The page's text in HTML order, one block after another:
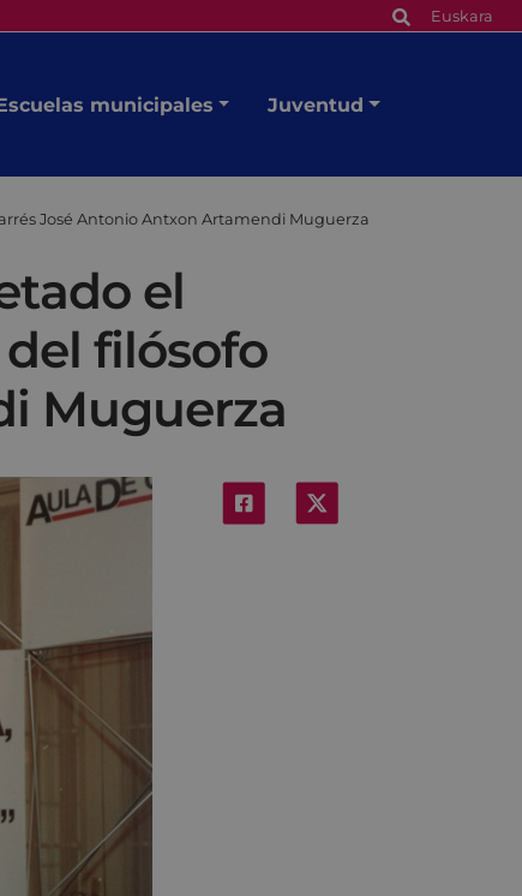
Euskara
municipales Juventud
José Antonio Antxon Artamendi Muguerza
el
filósofo
Muguerza